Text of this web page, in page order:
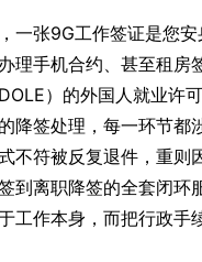
一张9G工作签证是您
理手机合约、甚至租
）的外国人就业许
降签处理，每一环节
不符被反复退件，重则
到离职降签的全套闭
工作本身，而把行政手